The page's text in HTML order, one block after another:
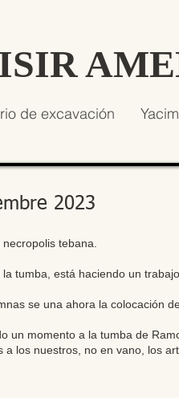
de excavación
2023
tebana.
tumba, está haciendo un
se una ahora la colocación
un momento a la tumba de
a los nuestros, no en vano, los